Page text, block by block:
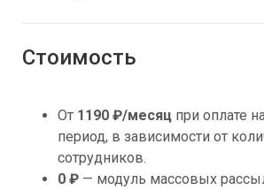
Стоимость
От 1190 ₽/месяц при оплате
период, в зависимости от
сотрудников.
0 ₽ — модуль массовых